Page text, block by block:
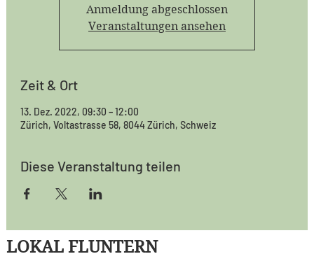
Anmeldung abgeschlossen
Veranstaltungen ansehen
Zeit & Ort
13. Dez. 2022, 09:30 – 12:00
Zürich, Voltastrasse 58, 8044 Zürich, Schweiz
Diese Veranstaltung teilen
LOKAL FLUNTERN